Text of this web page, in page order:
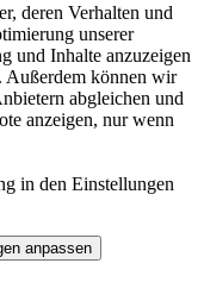
deren Verhalten und
unserer
und Inhalte anzuzeigen
Außerdem können wir
abgleichen und
anzeigen, nur wenn
in den Einstellungen
anpassen